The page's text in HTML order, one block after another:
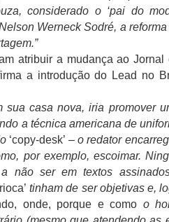
considerado o ‘pai do
Werneck Sodré, a
atribuir a mudança ao
a introdução do Lead no
casa nova, iria promover
a técnica americana de
‘copy-desk’ – o redator
por exemplo, escoimar.
não ser em textos
tinham de ser objetivas e,
onde, porque e como o